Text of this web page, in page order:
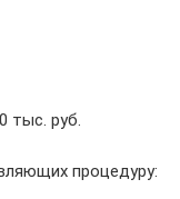
тыс. руб.
процедуру: